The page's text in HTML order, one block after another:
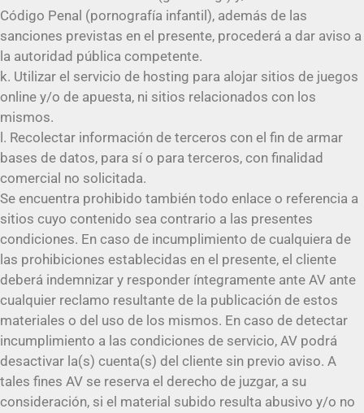
Código Penal (pornografía infantil), además de las
sanciones previstas en el presente, procederá a dar aviso a
la autoridad pública competente.
k. Utilizar el servicio de hosting para alojar sitios de juegos
online y/o de apuesta, ni sitios relacionados con los
mismos.
l. Recolectar información de terceros con el fin de armar
bases de datos, para sí o para terceros, con finalidad
comercial no solicitada.
Se encuentra prohibido también todo enlace o referencia a
sitios cuyo contenido sea contrario a las presentes
condiciones. En caso de incumplimiento de cualquiera de
las prohibiciones establecidas en el presente, el cliente
deberá indemnizar y responder íntegramente ante AV ante
cualquier reclamo resultante de la publicación de estos
materiales o del uso de los mismos. En caso de detectar
incumplimiento a las condiciones de servicio, AV podrá
desactivar la(s) cuenta(s) del cliente sin previo aviso. A
tales fines AV se reserva el derecho de juzgar, a su
consideración, si el material subido resulta abusivo y/o no